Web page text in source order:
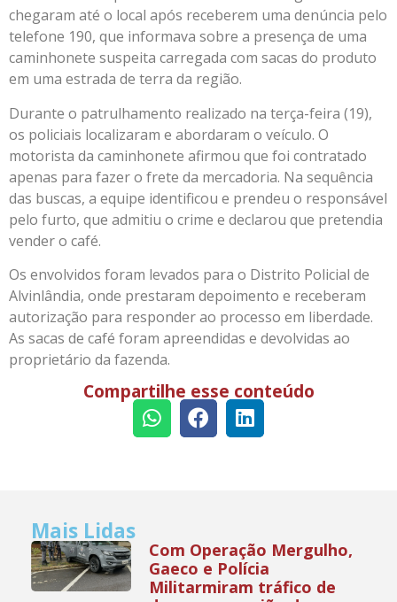
chegaram até o local após receberem uma denúncia pelo
telefone 190, que informava sobre a presença de uma
caminhonete suspeita carregada com sacas do produto
em uma estrada de terra da região.
Durante o patrulhamento realizado na terça-feira (19),
os policiais localizaram e abordaram o veículo. O
motorista da caminhonete afirmou que foi contratado
apenas para fazer o frete da mercadoria. Na sequência
das buscas, a equipe identificou e prendeu o responsável
pelo furto, que admitiu o crime e declarou que pretendia
vender o café.
Os envolvidos foram levados para o Distrito Policial de
Alvinlândia, onde prestaram depoimento e receberam
autorização para responder ao processo em liberdade.
As sacas de café foram apreendidas e devolvidas ao
proprietário da fazenda.
Compartilhe esse conteúdo
Mais Lidas
Com Operação Mergulho,
Gaeco e Polícia
Militarmiram tráfico de